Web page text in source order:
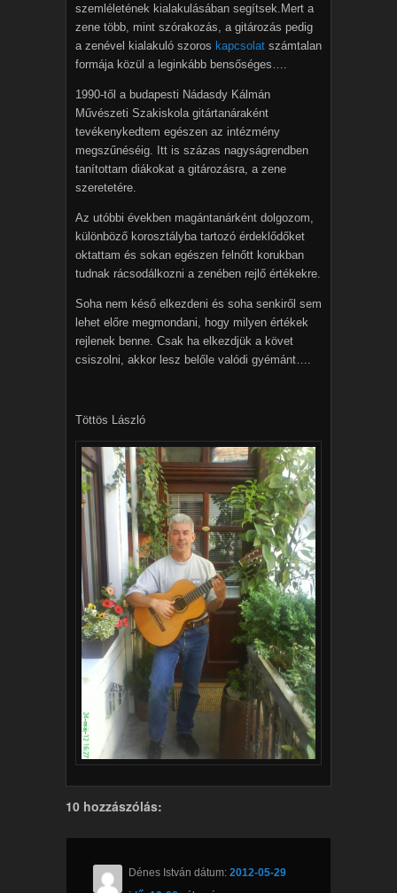
szemléletének kialakulásában segítsek.Mert a
zene több, mint szórakozás, a gitározás pedig
a zenével kialakuló szoros kapcsolat számtalan
formája közül a leginkább bensőséges….
1990-től a budapesti Nádasdy Kálmán
Művészeti Szakiskola gitártanáraként
tevékenykedtem egészen az intézmény
megszűnéséig. Itt is százas nagyságrendben
tanítottam diákokat a gitározásra, a zene
szeretetére.
Az utóbbi években magántanárként dolgozom,
különböző korosztályba tartozó érdeklődőket
oktattam és sokan egészen felnőtt korukban
tudnak rácsodálkozni a zenében rejlő értékekre.
Soha nem késő elkezdeni és soha senkiről sem
lehet előre megmondani, hogy milyen értékek
rejlenek benne. Csak ha elkezdjük a követ
csiszolni, akkor lesz belőle valódi gyémánt….
Töttös László
10 hozzászólás:
Dénes István dátum:2012-05-29